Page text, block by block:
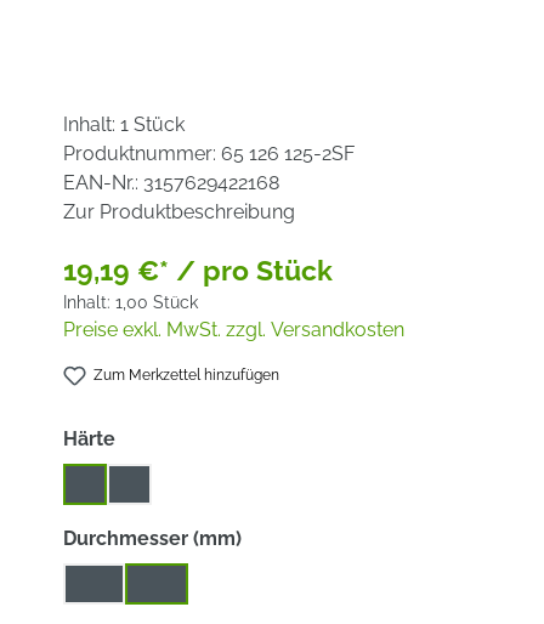
Inhalt: 1 Stück
Produktnummer: 65 126 125-2SF
EAN-Nr.: 3157629422168
Zur Produktbeschreibung
19,19 €* / pro Stück
Inhalt: 1,00 Stück
Preise exkl. MwSt. zzgl. Versandkosten
Zum Merkzettel hinzufügen
Härteauswählen
Durchmesser (mm)auswählen